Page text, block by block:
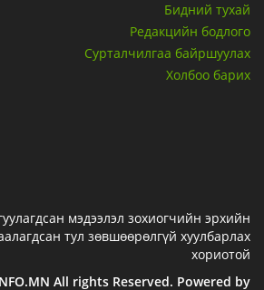
Бидний тухай
Редакцийн бодлого
Сурталчилгаа байршуулах
Холбоо барих
мэдээлэл зохиогчийн эрхийн
тул зөвшөөрөлгүй хуулбарлах
хориотой
All rights Reserved. Powered by